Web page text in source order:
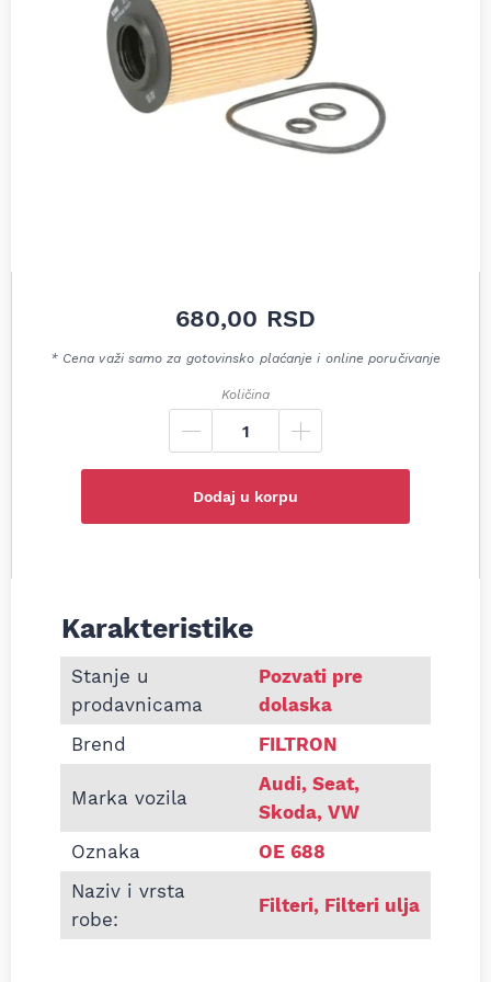
680,00 RSD
* Cena važi samo za gotovinsko plaćanje i online poručivanje
Količina
Dodaj u korpu
Informacije o Filter ulja Filtron OE688 Audi A3
Karakteristike
Stanje u
prodavnicama
Pozvati pre
dolaska
Brend
FILTRON
Marka vozila
Audi, Seat,
Skoda, VW
Oznaka
OE 688
Naziv i vrsta
robe:
Filteri, Filteri ulja